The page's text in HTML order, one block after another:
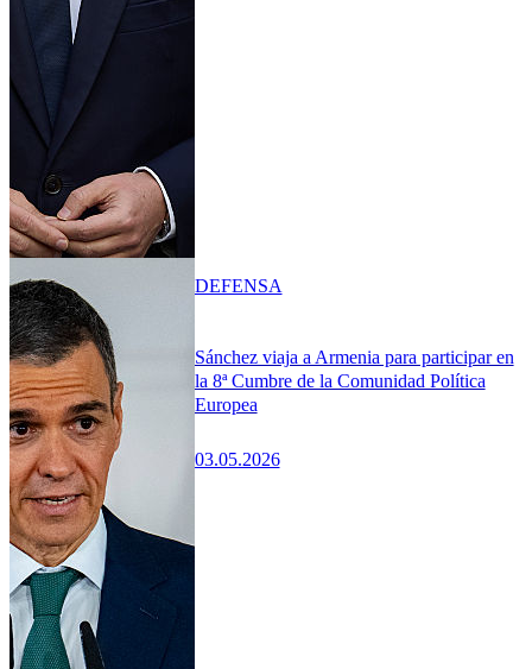
Sánchez viaja a Armenia para participar en
la 8ª Cumbre de la Comunidad Política
Europea
03.05.2026
DEFENSA